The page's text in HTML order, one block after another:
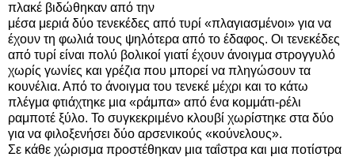
πλακέ βιδώθηκαν από την
μέσα μεριά δύο τενεκέδες από τυρί «πλαγιασμένοι» για να
έχουν τη φωλιά τους ψηλότερα από το έδαφος. Οι τενεκέδες
από τυρί είναι πολύ βολικοί γιατί έχουν άνοιγμα στρογγυλό
χωρίς γωνίες και γρέζια που μπορεί να πληγώσουν τα
κουνέλια. Από το άνοιγμα του τενεκέ μέχρι και το κάτω
πλέγμα φτιάχτηκε μια «ράμπα» από ένα κομμάτι-ρέλι
ραμποτέ ξύλο. Το συγκεκριμένο κλουβί χωρίστηκε στα δύο
για να φιλοξενήσει δύο αρσενικούς «κούνελους».
Σε κάθε χώρισμα προστέθηκαν μια ταΐστρα και μια ποτίστρα